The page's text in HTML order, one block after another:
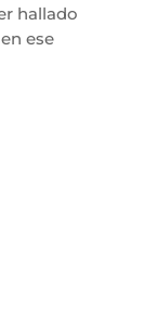
hallado
ese